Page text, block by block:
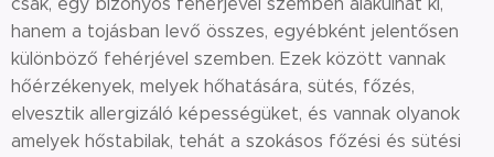
hanem a tojásban levő összes, egyébként jelentősen
különböző fehérjével szemben. Ezek között vannak
hőérzékenyek, melyek hőhatására, sütés, főzés,
elvesztik allergizáló képességüket, és vannak olyanok
amelyek hőstabilak, tehát a szokásos főzési és sütési